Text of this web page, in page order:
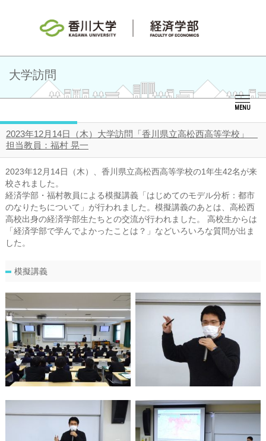
MENU
大学訪問
2023年12月14日（木）大学訪問「香川県立高松西高等学校」
担当教員：福村 晃一
2023年12月14日（木）、香川県立高松西高等学校の1年生42名が来
校されました。
経済学部・福村教員による模擬講義「はじめてのモデル分析：都市
のなりたちについて」が行われました。模擬講義のあとは、高松西
高校出身の経済学部生たちとの交流が行われました。 高校生からは
「経済学部で学んでよかったことは？」などいろいろな質問が出ま
した。
模擬講義